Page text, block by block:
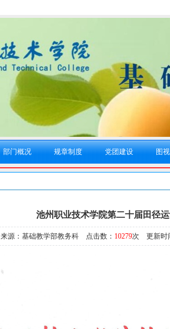
部门概况 规章制度 党团建设 图
池州职业技术学院第二十届田径
来源：基础教学部教务科 点击数： 10279次 更新时